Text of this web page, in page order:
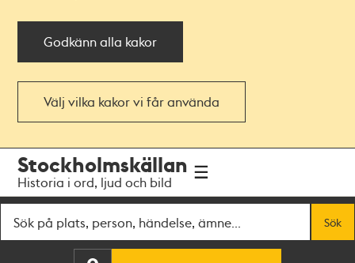
Godkänn alla kakor
Välj vilka kakor vi får använda
navigationen
huvudinnehållet
Stockholmskällan
Historia i ord, ljud och bild
Sök